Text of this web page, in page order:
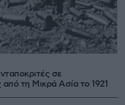
σε
τη Μικρά Ασία το 1921